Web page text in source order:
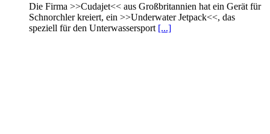
Die Firma >>Cudajet<< aus Großbritannien hat ein Gerät für
Schnorchler kreiert, ein >>Underwater Jetpack<<, das
speziell für den Unterwassersport [...]